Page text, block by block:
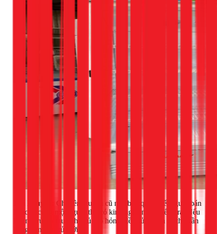
Lời khuyên:
Chỉ nên mua tủ cũ nếu bạn quen biết người bán
hoặc đi cùng một người thợ có kinh nghiệm để kiểm tra. Nếu
không, rủi ro mua phải tủ sắp hỏng, tiền sửa chữa có thể gần
bằng tiền mua tủ mới.